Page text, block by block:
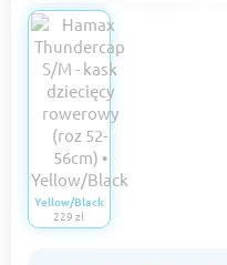
Yellow/Black
229 zł